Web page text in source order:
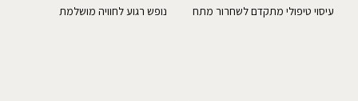
עיסוי טיפולי מתקדם לשחרור מתח נופש רגוע לחוויה מושלמת